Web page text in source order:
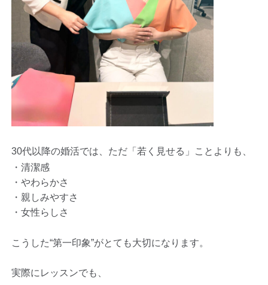
30代以降の婚活では、ただ「若く見せる」ことよりも、
・清潔感
・やわらかさ
・親しみやすさ
・女性らしさ
こうした“第一印象”がとても大切になります。
実際にレッスンでも、